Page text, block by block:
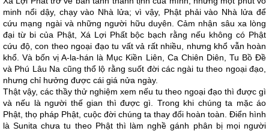
minh nổi dậy, chạy vào Nhà lửa; vì vậy, Phật phải vào Nhà lửa để
cứu mạng ngài và những người hữu duyên. Cảm nhận sâu xa lòng
đại từ bi của Phật, Xá Lợi Phất bộc bạch rằng nếu không có Phật
cứu độ, con theo ngoại đạo tu vất vả rất nhiều, nhưng khổ vẫn hoàn
khổ. Và bốn vị A-la-hán là Mục Kiền Liên, Ca Chiên Diên, Tu Bồ Đề
và Phú Lâu Na cũng thổ lộ rằng suốt đời các ngài tu theo ngoại đạo,
nhưng chỉ hưởng được cái giá nửa ngày.
Thật vậy, các thầy thử nghiệm xem nếu tu theo ngoại đạo thì được gì
và nếu là người thế gian thì được gì. Trong khi chúng ta mặc áo
Phật, thọ pháp Phật, cuộc đời chúng ta thay đổi hoàn toàn. Điển hình
là Sunita chưa tu theo Phật thì làm nghề gánh phân bị mọi người